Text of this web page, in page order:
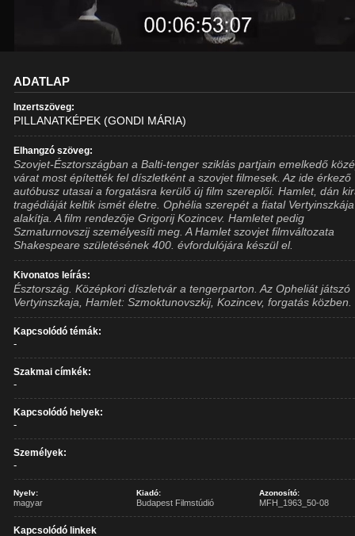
ADATLAP
Inzertszöveg:
PILLANATKÉPEK (GONDI MÁRIA)
Elhangzó szöveg:
Szovjet-Észtországban a Balti-tenger sziklás partjain emelkedő
várat most építették fel díszletként a szovjet filmesek. Az ide érkező
autóbusz utasai a forgatásra kerülő új film szereplői. Hamlet, dán
tragédiáját keltik ismét életre. Ophélia szerepét a fiatal Vertyinszkája
alakítja. A film rendezője Grigorij Kozincev. Hamletet pedig
Szmaturnovszij személyesíti meg. A Hamlet szovjet filmváltozata
Shakespeare születésének 400. évfordulójára készül el.
Kivonatos leírás:
Észtország. Középkori díszletvár a tengerparton. Az Opheliát játszó
Vertyinszkaja, Hamlet: Szmoktunovszkij, Kozincev, forgatás közben.
Kapcsolódó témák:
-
Szakmai címkék:
-
Kapcsolódó helyek:
-
Személyek:
-
Nyelv:
magyar
Kiadó:
Budapest Filmstúdió
Azonosító:
MFH_1963_50-08
Kapcsolódó linkek